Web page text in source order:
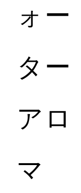
ォー
ター
アロ
マ